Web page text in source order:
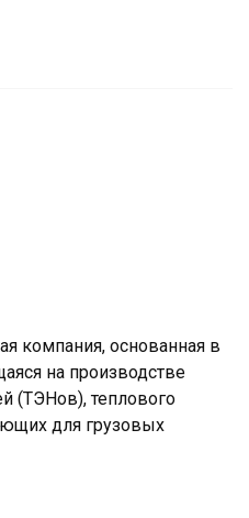
компания, основанная в
на производстве
(ТЭНов), теплового
для грузовых